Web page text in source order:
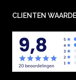
CLIENTEN